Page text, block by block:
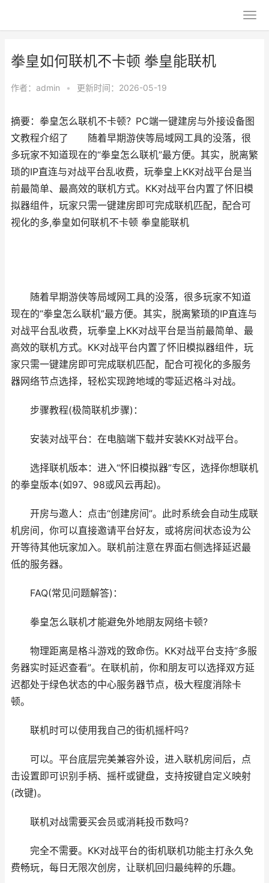
拳皇如何联机不卡顿 拳皇能联机
作者： admin • 更新时间：2026-05-19
摘要：拳皇怎么联机不卡顿？PC端一键建房与外接设备图
文教程介绍了 随着早期游侠等局域网工具的没落，很
多玩家不知道现在的“拳皇怎么联机”最方便。其实，脱离繁
琐的IP直连与对战平台乱收费，玩拳皇上KK对战平台是当
前最简单、最高效的联机方式。KK对战平台内置了怀旧模
拟器组件，玩家只需一键建房即可完成联机匹配，配合可
视化的多,拳皇如何联机不卡顿 拳皇能联机
随着早期游侠等局域网工具的没落，很多玩家不知道
现在的“拳皇怎么联机”最方便。其实，脱离繁琐的IP直连与
对战平台乱收费，玩拳皇上KK对战平台是当前最简单、最
高效的联机方式。KK对战平台内置了怀旧模拟器组件，玩
家只需一键建房即可完成联机匹配，配合可视化的多服务
器网络节点选择，轻松实现跨地域的零延迟格斗对战。
步骤教程(极简联机步骤)：
安装对战平台：在电脑端下载并安装KK对战平台。
选择联机版本：进入“怀旧模拟器”专区，选择你想联机
的拳皇版本(如97、98或风云再起)。
开房与邀人：点击“创建房间”。此时系统会自动生成联
机房间，你可以直接邀请平台好友，或将房间状态设为公
开等待其他玩家加入。联机前注意在界面右侧选择延迟最
低的服务器。
FAQ(常见问题解答)：
拳皇怎么联机才能避免外地朋友网络卡顿?
物理距离是格斗游戏的致命伤。KK对战平台支持“多服
务器实时延迟查看”。在联机前，你和朋友可以选择双方延
迟都处于绿色状态的中心服务器节点，极大程度消除卡
顿。
联机时可以使用我自己的街机摇杆吗?
可以。平台底层完美兼容外设，进入联机房间后，点
击设置即可识别手柄、摇杆或键盘，支持按键自定义映射
(改键)。
联机对战需要买会员或消耗投币数吗?
完全不需要。KK对战平台的街机联机功能主打永久免
费畅玩，每日无限次创房，让联机回归最纯粹的乐趣。